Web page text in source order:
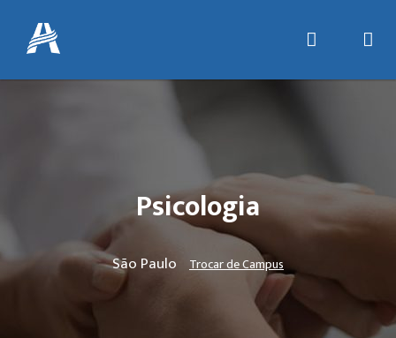
Psicologia
São Paulo Trocar de Campus